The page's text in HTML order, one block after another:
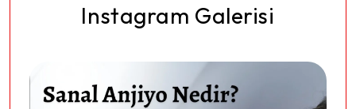
Instagram Galerisi